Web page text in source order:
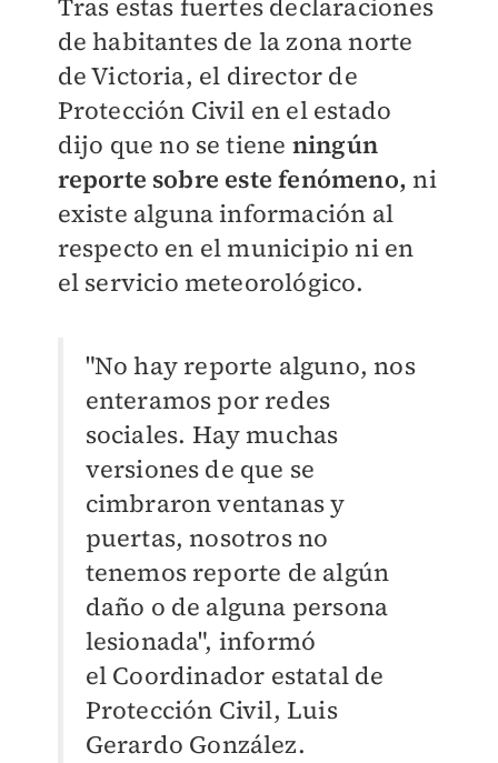
Tras estas fuertes declaraciones
de habitantes de la zona norte
de Victoria, el director de
Protección Civil en el estado
dijo que no se tiene ningún
reporte sobre este fenómeno, ni
existe alguna información al
respecto en el municipio ni en
el servicio meteorológico.
"No hay reporte alguno, nos
enteramos por redes
sociales. Hay muchas
versiones de que se
cimbraron ventanas y
puertas, nosotros no
tenemos reporte de algún
daño o de alguna persona
lesionada", informó
el Coordinador estatal de
Protección Civil, Luis
Gerardo González.